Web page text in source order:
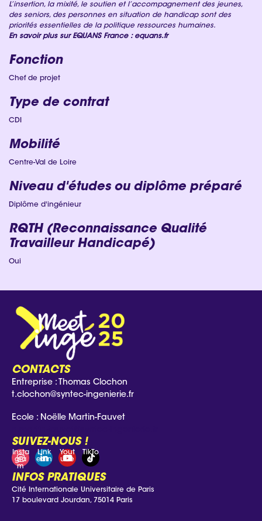
L’insertion, la mixité, le soutien et l’accompagnement des jeunes,
des seniors, des personnes en situation de handicap sont des
priorités essentielles de la politique ressources humaines.
En savoir plus sur EQUANS France : equans.fr
Fonction
Chef de projet
Type de contrat
CDI
Mobilité
Centre-Val de Loire
Niveau d'études ou diplôme préparé
Diplôme d'ingénieur
RQTH (Reconnaissance Qualité
Travailleur Handicapé)
Oui
CONTACTS
Entreprise : Thomas Clochon
t.clochon@syntec-ingenierie.fr
Ecole : Noëlle Martin-Fauvet
SUIVEZ-NOUS !
Insta
gra
m
Link
edin
Yout
ube
TikTo
k
INFOS PRATIQUES
Cité Internationale Universitaire de Paris
17 boulevard Jourdan, 75014 Paris